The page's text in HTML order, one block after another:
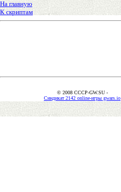
На главную
К скриптам
© 2008 CCCP-GW.SU -
Синдикат 2142 online-игры gwars.io